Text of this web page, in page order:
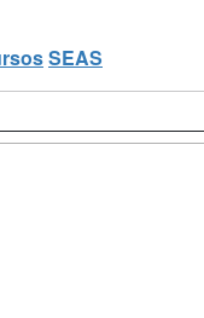
SEAS